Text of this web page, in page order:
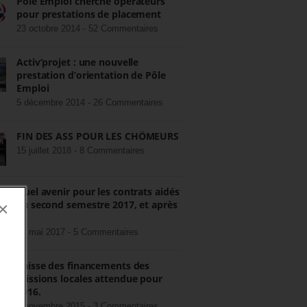
pour prestations de placement
23 octobre 2014 - 52 Commentaires
Activ’projet : une nouvelle
prestation d’orientation de Pôle
Emploi
5 décembre 2014 - 26 Commentaires
FIN DES ASS POUR LES CHÔMEURS
15 juillet 2018 - 8 Commentaires
Quel avenir pour les contrats aidés
au second semestre 2017, et après
22 mai 2017 - 5 Commentaires
Baisse des financements des
missions locales attendue pour
2016.